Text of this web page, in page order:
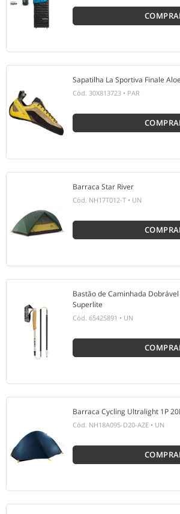
Sapatilha La Sportiva Finale
Cód. 30X813723 • PAR
Barraca Star River
Cód. NH17T012-T • UN
Bastão de Caminhada
Superlite
Cód. 65425891 • UN
Barraca Cycling Ultralight 1P
Cód. NH18A095-D20-AZE • UN